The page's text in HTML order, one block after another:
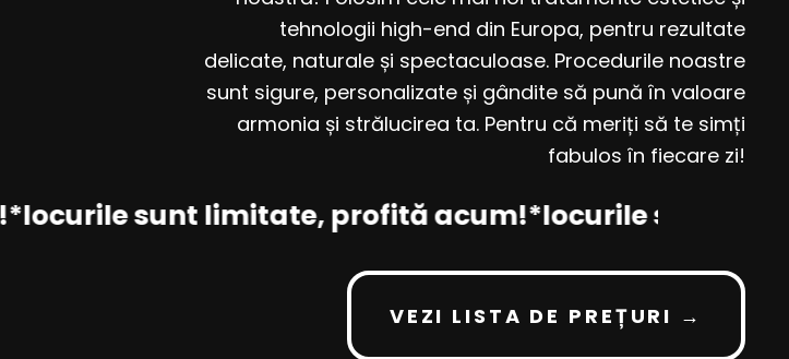
tehnologii high-end din Europa, pentru rezultate
delicate, naturale și spectaculoase. Procedurile noastre
sunt sigure, personalizate și gândite să pună în valoare
armonia și strălucirea ta. Pentru că meriți să te simți
fabulos în fiecare zi!
sunt limitate, profită acum!*locurile sunt
VEZI LISTA DE PREȚURI →